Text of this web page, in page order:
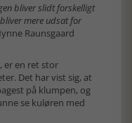
bliver slidt forskelligt
mere udsat for
Raunsgaard
er en ret stor
Det har vist sig, at
på klumpen, og
se kuløren med